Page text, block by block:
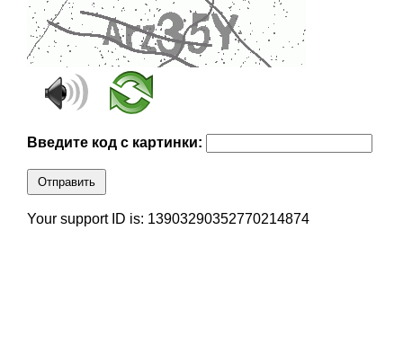
Введите код с картинки:
Отправить
Your support ID is: 13903290352770214874